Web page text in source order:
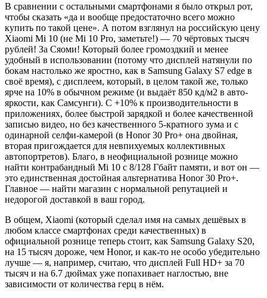
В сравнении с остальными смартфонами я было открыл рот,
чтобы сказать «да и вообще предостаточно всего можно
купить по такой цене». А потом взглянул на российскую цену
Xiaomi Mi 10 (не Mi 10 Pro, заметьте!) — 70 чёртовых тысяч
рублей! За Сяоми! Который более громоздкий и менее
удобный в использовании (потому что дисплей натянули по
бокам настолько же яростно, как в Samsung Galaxy S7 edge в
своё время), с дисплеем, который, в целом такой же, только
ярче на 10% в обычном режиме (и выдаёт 850 кд/м2 в авто-
яркости, как Самсунги). С +10% к производительности в
приложениях, более быстрой зарядкой и более качественной
записью видео, но без качественного 5-кратного зума и с
одинарной селфи-камерой (в Honor 30 Pro+ она двойная,
вторая пригождается для невпихуемых коллективных
автопортретов). Благо, в неофициальной рознице можно
найти контрабандный Mi 10 с 8/128 Гбайт памяти, и вот он —
это единственная достойная альтернатива Honor 30 Pro+.
Главное — найти магазин с нормальной репутацией и
недорогой доставкой в ваш город.
В общем, Xiaomi (который сделал имя на самых дешёвых в
любом классе смартфонах среди качественных) в
официальной рознице теперь стоит, как Samsung Galaxy S20,
на 15 тысяч дороже, чем Honor, и как-то не особо убедительно
лучше — я, например, считаю, что дисплей Full HD+ за 70
тысяч и на 6.7 дюймах уже попахивает наглостью, вне
зависимости от количества герц в нём.